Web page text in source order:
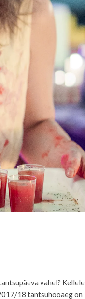
vahel? Kellele
18 tantsuhooaeg on